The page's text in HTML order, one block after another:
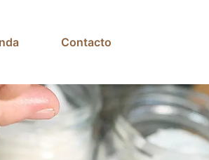
Contacto